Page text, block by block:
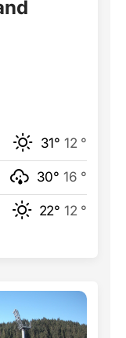
31° 12 °
30° 16 °
22° 12 °